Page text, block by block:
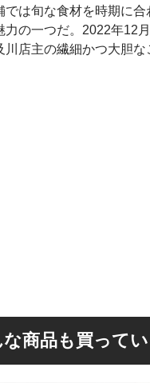
は旬な食材を時期に
の一つだ。2022年12
店主の繊細かつ大胆
商品も買って